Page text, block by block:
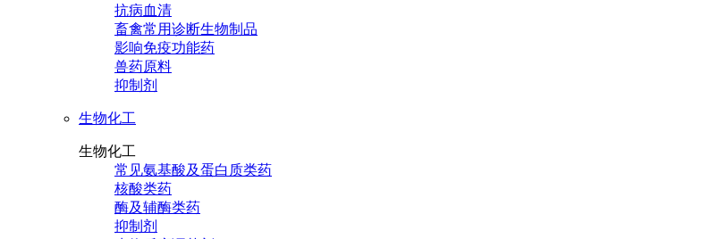
抗病血清
畜禽常用诊断生物制品
影响免疫功能药
兽药原料
抑制剂
生物化工
生物化工
常见氨基酸及蛋白质类药
核酸类药
酶及辅酶类药
抑制剂